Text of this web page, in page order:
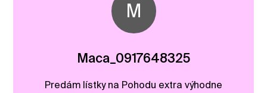
M
Maca_0917648325
Predám lístky na Pohodu extra výhodne